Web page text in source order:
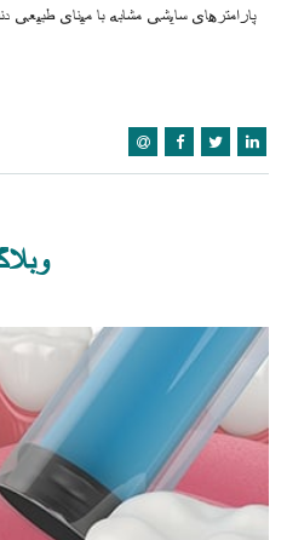
پارامترهای سایشی مشابه با مینای طبیعی